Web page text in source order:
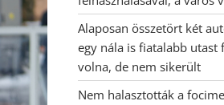
Alaposan összetört két
egy nála is fiatalabb
volna, de nem sikerült
Nem halasztották a